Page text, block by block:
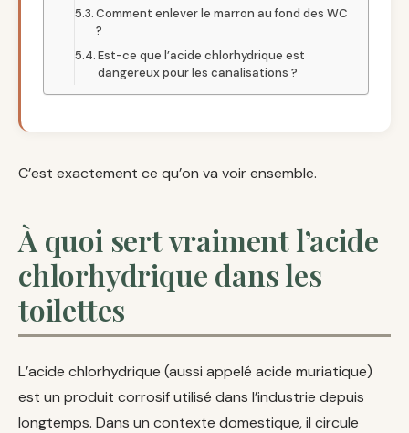
Comment enlever le marron au fond des WC
?
Est-ce que l’acide chlorhydrique est
dangereux pour les canalisations ?
C’est exactement ce qu’on va voir ensemble.
À quoi sert vraiment l’acide
chlorhydrique dans les
toilettes
L’acide chlorhydrique (aussi appelé acide muriatique)
est un produit corrosif utilisé dans l’industrie depuis
longtemps. Dans un contexte domestique, il circule